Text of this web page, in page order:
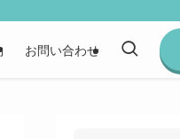
お問い合わせ